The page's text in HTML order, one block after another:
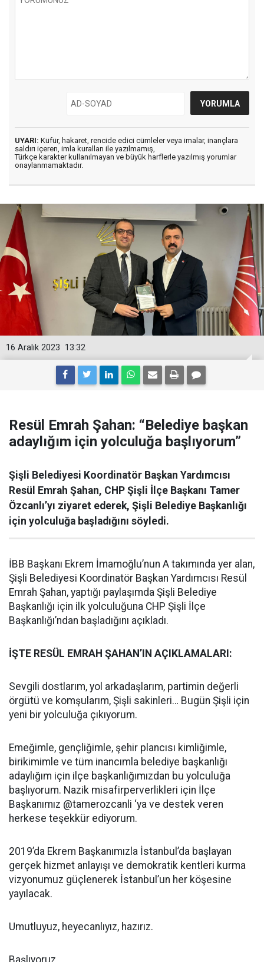
UYARI: Küfür, hakaret, rencide edici cümleler veya imalar, inançlara
saldırı içeren, imla kuralları ile yazılmamış,
Türkçe karakter kullanılmayan ve büyük harflerle yazılmış yorumlar
onaylanmamaktadır.
13:32
16 Aralık 2023
Resül Emrah Şahan: “Belediye başkan
adaylığım için yolculuğa başlıyorum”
Şişli Belediyesi Koordinatör Başkan Yardımcısı
Resül Emrah Şahan, CHP Şişli İlçe Başkanı Tamer
Özcanlı’yı ziyaret ederek, Şişli Belediye Başkanlığı
için yolculuğa başladığını söyledi.
İBB Başkanı Ekrem İmamoğlu’nun A takımında yer alan,
Şişli Belediyesi Koordinatör Başkan Yardımcısı Resül
Emrah Şahan, yaptığı paylaşımda Şişli Belediye
Başkanlığı için ilk yolculuğuna CHP Şişli İlçe
Başkanlığı’ndan başladığını açıkladı.
İŞTE RESÜL EMRAH ŞAHAN’IN AÇIKLAMALARI:
Sevgili dostlarım, yol arkadaşlarım, partimin değerli
örgütü ve komşularım, Şişli sakinleri… Bugün Şişli için
yeni bir yolculuğa çıkıyorum.
Emeğimle, gençliğimle, şehir plancısı kimliğimle,
birikimimle ve tüm inancımla belediye başkanlığı
adaylığım için ilçe başkanlığımızdan bu yolculuğa
başlıyorum. Nazik misafirperverlikleri için İlçe
Başkanımız @tamerozcanli ‘ya ve destek veren
herkese teşekkür ediyorum.
2019’da Ekrem Başkanımızla İstanbul’da başlayan
gerçek hizmet anlayışı ve demokratik kentleri kurma
vizyonumuz güçlenerek İstanbul’un her köşesine
yayılacak.
Umutluyuz, heyecanlıyız, hazırız.
Başlıyoruz.